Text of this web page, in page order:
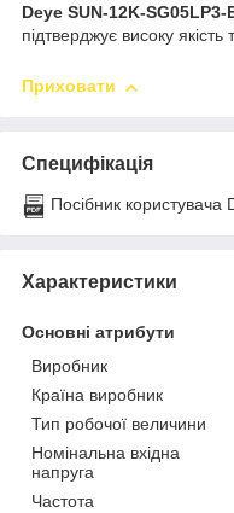
Deye SUN-12K-SG05LP3-
підтверджує високу якість
Приховати
Специфікація
Посібник
Характеристики
Основні атрибути
Виробник
Країна виробник
Тип робочої величини
Номінальна вхідна
напруга
Частота